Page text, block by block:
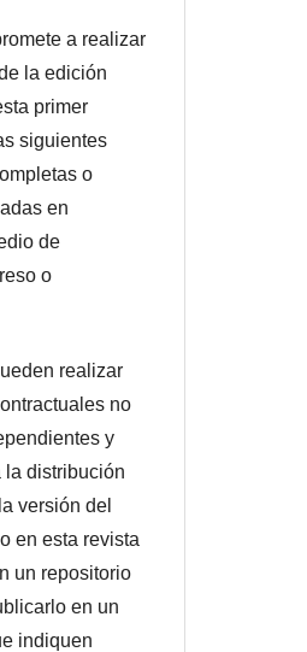
a realizar
la edición
primer
siguientes
o
en
de
o
realizar
no
y
distribución
versión del
en esta revista
un repositorio
en un
indiquen